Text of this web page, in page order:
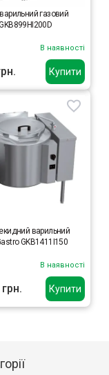
Купити
газовий
В наявності
Купити
варильний
GKB1411I150
В наявності